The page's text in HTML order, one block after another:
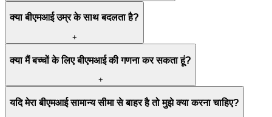
क्या बीएमआई उम्र के साथ बदलता है?
+
क्या मैं बच्चों के लिए बीएमआई की गणना कर सकता हूं?
+
यदि मेरा बीएमआई सामान्य सीमा से बाहर है तो मुझे क्या करना चाहिए?